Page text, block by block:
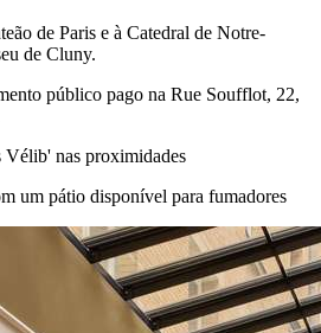
de Paris e à Catedral de Notre-
de Cluny.
público pago na Rue Soufflot, 22,
Vélib' nas proximidades
um pátio disponível para fumadores